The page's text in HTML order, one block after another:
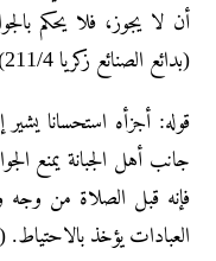
أن لا یجوز، فلا یحکم
(بدائع الصنائع زکریا 211/4)
قوله: أجزأه استحسانا
جانب أهل الجبانة یمنع
فإنه قبل الصلاة من
العبادات یؤخذ بالاحتیاط. (